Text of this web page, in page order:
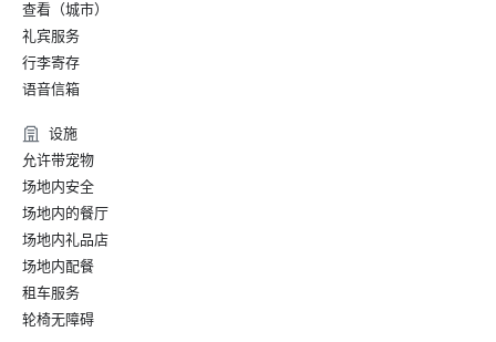
查看（城市）
礼宾服务
行李寄存
语音信箱
设施
允许带宠物
场地内安全
场地内的餐厅
场地内礼品店
场地内配餐
租车服务
轮椅无障碍